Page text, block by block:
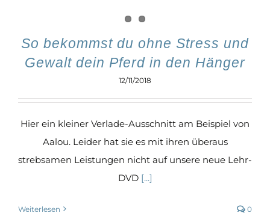
So bekommst du ohne Stress und
Gewalt dein Pferd in den Hänger
12/11/2018
Hier ein kleiner Verlade-Ausschnitt am Beispiel von
Aalou. Leider hat sie es mit ihren überaus
strebsamen Leistungen nicht auf unsere neue Lehr-
DVD [...]
Weiterlesen 0